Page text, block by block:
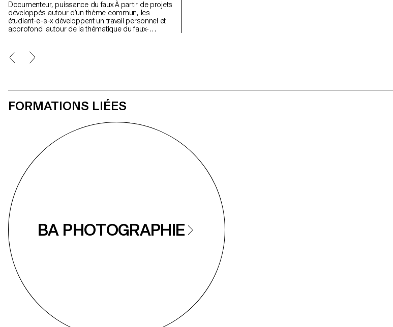
Documenteur, puissance du faux À partir de projets
développés autour d’un thème commun, les
étudiant-e-s-x développent un travail personnel et
approfondi autour de la thématique du faux-
l'utilisant comme artifice du mensonge.
FORMATIONS LIÉES
BA PHOTOGRAPHIE